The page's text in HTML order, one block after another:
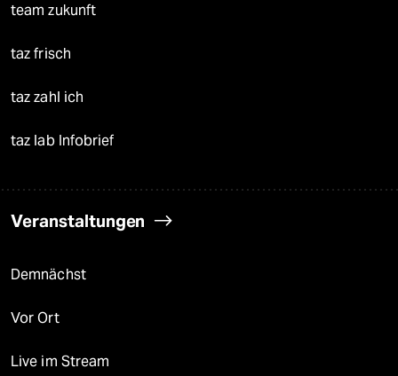
team zukunft
taz frisch
taz zahl ich
taz lab Infobrief
Veranstaltungen
Demnächst
Vor Ort
Live im Stream